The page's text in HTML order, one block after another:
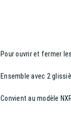
Pour ouvrir et fermer
Ensemble avec 2
Convient au modèle